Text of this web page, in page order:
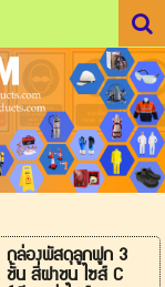
กล่องพัสดุลูกฟูก 3
ชั้น สี่ฝาชน ไซส์ C